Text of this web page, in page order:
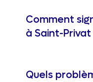
Comment
à Saint-Privat
Quels